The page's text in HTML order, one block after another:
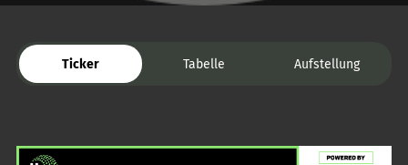
Ticker Tabelle Aufstellung